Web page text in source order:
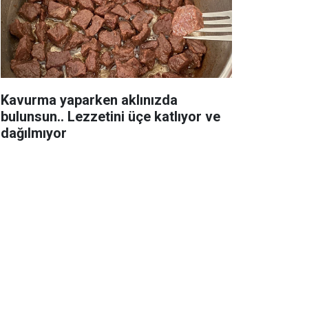
Kavurma yaparken aklınızda
bulunsun.. Lezzetini üçe katlıyor ve
dağılmıyor